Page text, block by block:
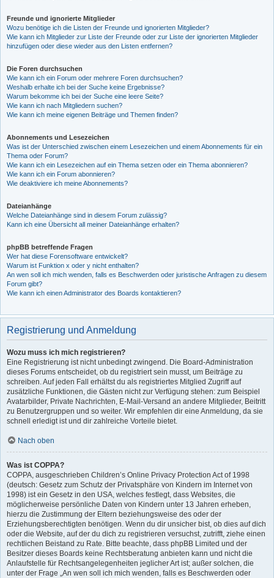
Freunde und ignorierte Mitglieder
Wozu benötige ich die Listen der Freunde und ignorierten Mitglieder?
Wie kann ich Mitglieder zur Liste der Freunde oder zur Liste der ignorierten Mitglieder
hinzufügen oder diese wieder aus den Listen entfernen?
Die Foren durchsuchen
Wie kann ich ein Forum oder mehrere Foren durchsuchen?
Weshalb erhalte ich bei der Suche keine Ergebnisse?
Warum bekomme ich bei der Suche eine leere Seite?
Wie kann ich nach Mitgliedern suchen?
Wie kann ich meine eigenen Beiträge und Themen finden?
Abonnements und Lesezeichen
Was ist der Unterschied zwischen einem Lesezeichen und einem Abonnements für ein
Thema oder Forum?
Wie kann ich ein Lesezeichen auf ein Thema setzen oder ein Thema abonnieren?
Wie kann ich ein Forum abonnieren?
Wie deaktiviere ich meine Abonnements?
Dateianhänge
Welche Dateianhänge sind in diesem Forum zulässig?
Kann ich eine Übersicht all meiner Dateianhänge erhalten?
phpBB betreffende Fragen
Wer hat diese Forensoftware entwickelt?
Warum ist Funktion x oder y nicht enthalten?
An wen soll ich mich wenden, falls es Beschwerden oder juristische Anfragen zu diesem
Forum gibt?
Wie kann ich einen Administrator des Boards kontaktieren?
Registrierung und Anmeldung
Wozu muss ich mich registrieren?
Eine Registrierung ist nicht unbedingt zwingend. Die Board-Administration
dieses Forums entscheidet, ob du registriert sein musst, um Beiträge zu
schreiben. Auf jeden Fall erhältst du als registriertes Mitglied Zugriff auf
zusätzliche Funktionen, die Gästen nicht zur Verfügung stehen: zum Beispiel
Avatarbilder, Private Nachrichten, E-Mail-Versand an andere Mitglieder, Beitritt
zu Benutzergruppen und so weiter. Wir empfehlen dir eine Anmeldung, da sie
schnell erledigt ist und dir zahlreiche Vorteile bietet.
Nach oben
Was ist COPPA?
COPPA, ausgeschrieben Children’s Online Privacy Protection Act of 1998
(deutsch: Gesetz zum Schutz der Privatsphäre von Kindern im Internet von
1998) ist ein Gesetz in den USA, welches festlegt, dass Websites, die
möglicherweise persönliche Daten von Kindern unter 13 Jahren erheben,
hierzu die Zustimmung der Eltern beziehungsweise des oder der
Erziehungsberechtigten benötigen. Wenn du dir unsicher bist, ob dies auf dich
oder die Website, auf der du dich zu registrieren versuchst, zutrifft, ziehe einen
rechtlichen Beistand zu Rate. Bitte beachte, dass phpBB Limited und der
Besitzer dieses Boards keine Rechtsberatung anbieten kann und nicht die
Anlaufstelle für Rechtsangelegenheiten jeglicher Art ist; außer solchen, die
unter der Frage „An wen soll ich mich wenden, falls es Beschwerden oder